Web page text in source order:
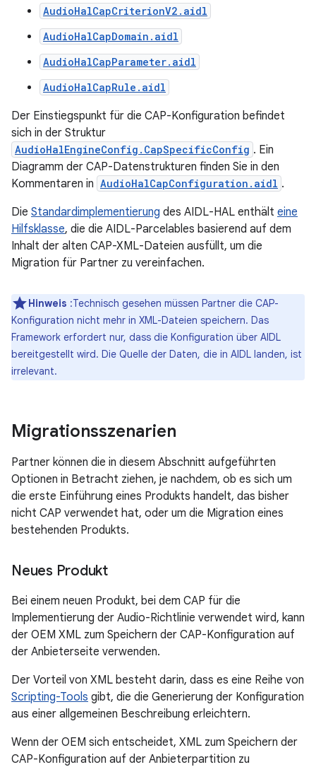
AudioHalCapCriterionV2.aidl
AudioHalCapDomain.aidl
AudioHalCapParameter.aidl
AudioHalCapRule.aidl
Der Einstiegspunkt für die CAP-Konfiguration befindet
sich in der Struktur
AudioHalEngineConfig.CapSpecificConfig . Ein
Diagramm der CAP-Datenstrukturen finden Sie in den
Kommentaren in AudioHalCapConfiguration.aidl .
Die Standardimplementierung des AIDL-HAL enthält eine
Hilfsklasse, die die AIDL-Parcelables basierend auf dem
Inhalt der alten CAP-XML-Dateien ausfüllt, um die
Migration für Partner zu vereinfachen.
Hinweis :Technisch gesehen müssen Partner die CAP-
Konfiguration nicht mehr in XML-Dateien speichern. Das
Framework erfordert nur, dass die Konfiguration über AIDL
bereitgestellt wird. Die Quelle der Daten, die in AIDL landen, ist
irrelevant.
Migrationsszenarien
Partner können die in diesem Abschnitt aufgeführten
Optionen in Betracht ziehen, je nachdem, ob es sich um
die erste Einführung eines Produkts handelt, das bisher
nicht CAP verwendet hat, oder um die Migration eines
bestehenden Produkts.
Neues Produkt
Bei einem neuen Produkt, bei dem CAP für die
Implementierung der Audio-Richtlinie verwendet wird, kann
der OEM XML zum Speichern der CAP-Konfiguration auf
der Anbieterseite verwenden.
Der Vorteil von XML besteht darin, dass es eine Reihe von
Scripting-Tools gibt, die die Generierung der Konfiguration
aus einer allgemeinen Beschreibung erleichtern.
Wenn der OEM sich entscheidet, XML zum Speichern der
CAP-Konfiguration auf der Anbieterpartition zu